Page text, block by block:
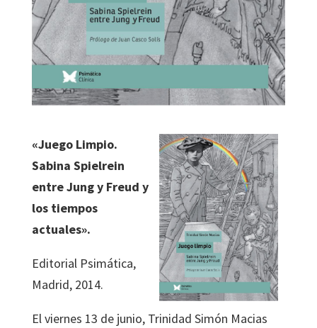
«Juego Limpio.
Sabina Spielrein
entre Jung y Freud y
los tiempos
actuales».
Editorial Psimática,
Madrid, 2014.
El viernes 13 de junio, Trinidad Simón Macias